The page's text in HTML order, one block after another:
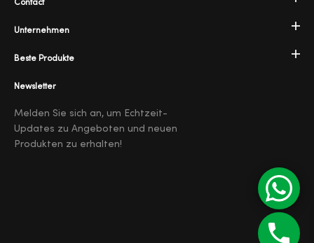
Unternehmen
Beste Produkte
Newsletter
Melden Sie sich an, um Echtzeit-
Updates zu Angeboten und neuen
Produkten zu erhalten!